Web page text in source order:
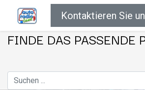
Kontaktieren Sie
FINDE DAS PASSENDE